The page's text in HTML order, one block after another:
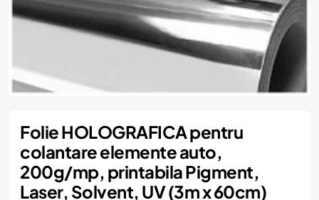
Folie HOLOGRAFICA pentru
colantare elemente auto,
200g/mp, printabila Pigment,
Laser, Solvent, UV (3m x 60cm)